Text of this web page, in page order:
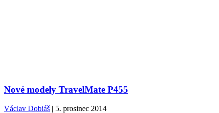
Nové modely TravelMate P455
Václav Dobiáš| 5. prosinec 2014